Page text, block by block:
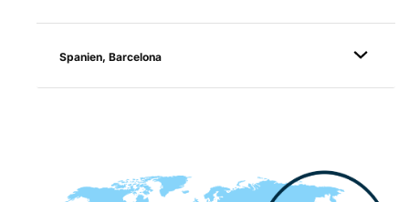
Spanien, Barcelona